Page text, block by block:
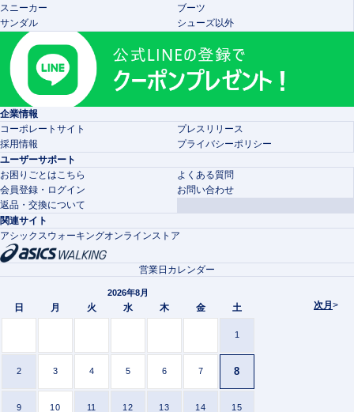
スニーカー
ブーツ
サンダル
シューズ以外
企業情報
コーポレートサイト
プレスリリース
採用情報
プライバシーポリシー
ユーザーサポート
お困りごとはこちら
よくある質問
会員登録・ログイン
お問い合わせ
返品・交換について
関連サイト
アシックスウォーキングオンラインストア
次月>
営業日カレンダー
2026年8月
日 月 火 水 木 金 土
1
2 3 4 5 6 7 8
9 10 11 12 13 14 15